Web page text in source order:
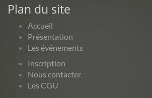
Plan du site
Accueil
Présentation
Les événements
Inscription
Nous contacter
Les CGU